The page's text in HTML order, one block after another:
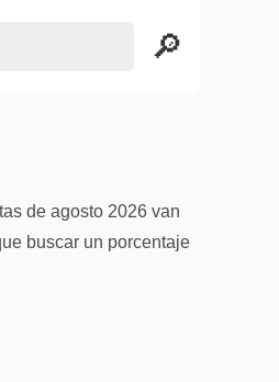
de agosto 2026 van
buscar un porcentaje